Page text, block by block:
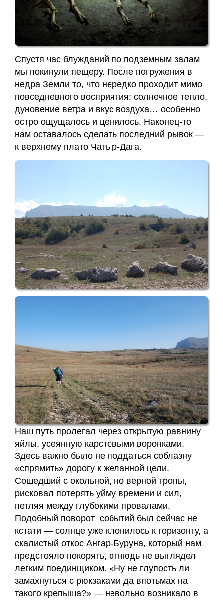
Спустя час блужданий по подземным залам
мы покинули пещеру. После погружения в
недра Земли то, что нередко проходит мимо
повседневного восприятия: солнечное тепло,
дуновение ветра и вкус воздуха… особенно
остро ощущалось и ценилось. Наконец-то
нам оставалось сделать последний рывок —
к верхнему плато Чатыр-Дага.
Наш путь пролегал через открытую равнину
яйлы, усеянную карстовыми воронками.
Здесь важно было не поддаться соблазну
«спрямить» дорогу к желанной цели.
Сошедший с окольной, но верной тропы,
рисковал потерять уйму времени и сил,
петляя между глубокими провалами.
Подобный поворот событий был сейчас не
кстати — солнце уже клонилось к горизонту, а
скалистый откос Ангар-Буруна, который нам
предстояло покорять, отнюдь не выглядел
легким поединщиком. «Ну не глупость ли
замахнуться с рюкзаками да впотьмах на
такого крепыша?» — невольно возникало в